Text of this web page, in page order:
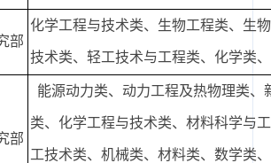
部
化学工程与技术类、生物工程类、生
技术类、轻工技术与工程类、化学类
部
能源动力类、动力工程及热物理类、
类、化学工程与技术类、材料科学与
工技术类、机械类、材料类、数学类